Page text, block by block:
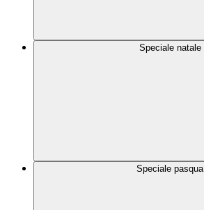
Speciale natale
Speciale pasqua